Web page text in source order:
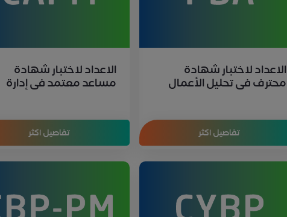
الاعداد لاختبار شهادة
محترف في تحليل الأعمال
تفاصيل اكثر
الاعداد لاختبار شهادة
مساعد معتمد في إدارة
تفاصيل اكثر